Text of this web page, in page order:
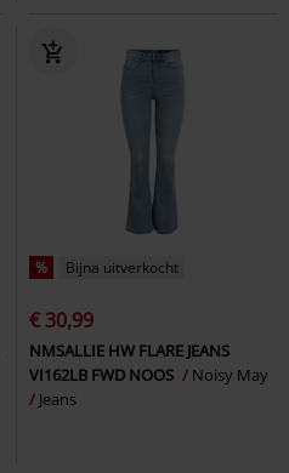
% Bijna uitverkocht
€ 30,99
NMSALLIE HW FLARE JEANS
VI162LB FWD NOOS
Noisy May
Jeans